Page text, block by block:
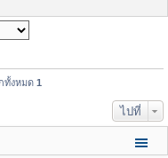
n
ทั้งหมด 1
ไปที่